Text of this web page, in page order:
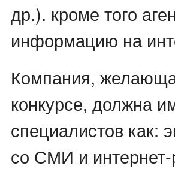
др.). кроме того
информацию на
Компания,
конкурсе, должна
специалистов как:
со СМИ и